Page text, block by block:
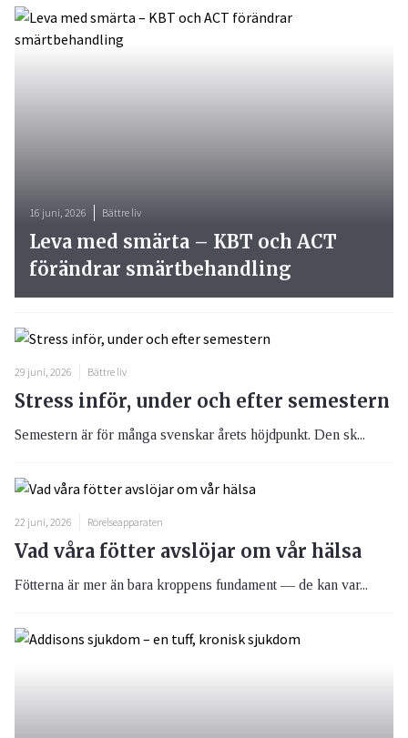
29 juni, 2026 Bättre liv
Stress inför, under och efter semestern
Semestern är för många svenskar årets höjdpunkt. Den sk...
22 juni, 2026 Rörelseapparaten
Vad våra fötter avslöjar om vår hälsa
Fötterna är mer än bara kroppens fundament — de kan var...
16 juni, 2026 Bättre liv
Leva med smärta – KBT och ACT
förändrar smärtbehandling